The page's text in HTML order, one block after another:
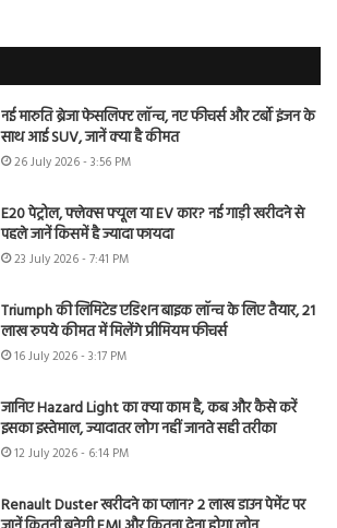
नई मारुति ब्रेजा फेसलिफ्ट लॉन्च, नए फीचर्स और टर्बो इंजन के
साथ आई SUV, जानें क्या है कीमत
26 July 2026 - 3:56 PM
E20 पेट्रोल, फ्लेक्स फ्यूल या EV कार? नई गाड़ी खरीदने से
पहले जानें किसमें है ज्यादा फायदा
23 July 2026 - 7:41 PM
Triumph की लिमिटेड एडिशन बाइक लॉन्च के लिए तैयार, 21
लाख रुपये कीमत में मिलेंगे प्रीमियम फीचर्स
16 July 2026 - 3:17 PM
जानिए Hazard Light का क्या काम है, कब और कैसे करें
इसका इस्तेमाल, ज्यादातर लोग नहीं जानते सही तरीका
12 July 2026 - 6:14 PM
Renault Duster खरीदने का प्लान? 2 लाख डाउन पेमेंट पर